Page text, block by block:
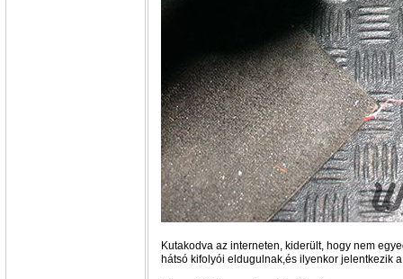
Kutakodva az interneten, kiderült, hogy nem
hátsó kifolyói eldugulnak,és ilyenkor jelentkezik